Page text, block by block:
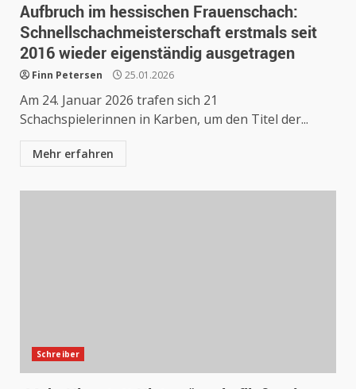
Aufbruch im hessischen Frauenschach:
Schnellschachmeisterschaft erstmals seit
2016 wieder eigenständig ausgetragen
Finn Petersen 25.01.2026
Am 24. Januar 2026 trafen sich 21
Schachspielerinnen in Karben, um den Titel der...
Mehr erfahren
Schreiber